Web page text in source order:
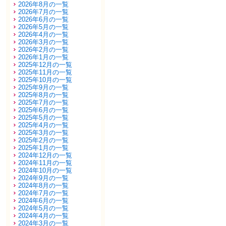
2026年8月の一覧
2026年7月の一覧
2026年6月の一覧
2026年5月の一覧
2026年4月の一覧
2026年3月の一覧
2026年2月の一覧
2026年1月の一覧
2025年12月の一覧
2025年11月の一覧
2025年10月の一覧
2025年9月の一覧
2025年8月の一覧
2025年7月の一覧
2025年6月の一覧
2025年5月の一覧
2025年4月の一覧
2025年3月の一覧
2025年2月の一覧
2025年1月の一覧
2024年12月の一覧
2024年11月の一覧
2024年10月の一覧
2024年9月の一覧
2024年8月の一覧
2024年7月の一覧
2024年6月の一覧
2024年5月の一覧
2024年4月の一覧
2024年3月の一覧